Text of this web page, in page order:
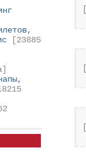
[23885